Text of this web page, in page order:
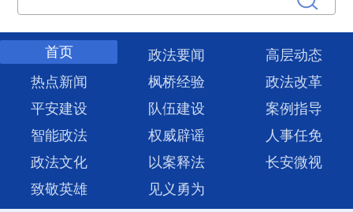
首页 政法要闻
高层动态
热点新闻
枫桥经验
政法改革
平安建设
队伍建设
案例指导
智能政法
权威辟谣
人事任免
政法文化
以案释法
长安微视
致敬英雄
见义勇为